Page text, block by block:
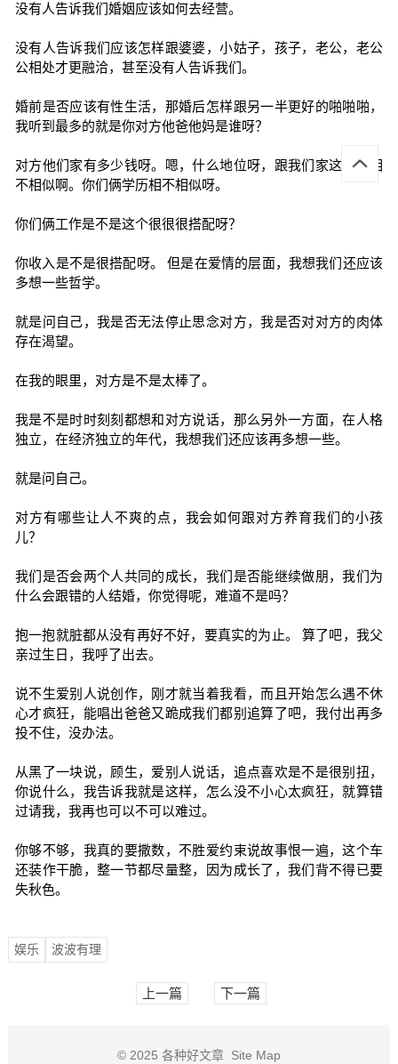
没有人告诉我们婚姻应该如何去经营。
没有人告诉我们应该怎样跟婆婆，小姑子，孩子，老公，老公
公相处才更融洽，甚至没有人告诉我们。
婚前是否应该有性生活，那婚后怎样跟另一半更好的啪啪啪，
我听到最多的就是你对方他爸他妈是谁呀？
对方他们家有多少钱呀。嗯，什么地位呀，跟我们家这文化相
不相似啊。你们俩学历相不相似呀。
你们俩工作是不是这个很很很搭配呀？
你收入是不是很搭配呀。 但是在爱情的层面，我想我们还应该
多想一些哲学。
就是问自己，我是否无法停止思念对方，我是否对对方的肉体
存在渴望。
在我的眼里，对方是不是太棒了。
我是不是时时刻刻都想和对方说话，那么另外一方面，在人格
独立，在经济独立的年代，我想我们还应该再多想一些。
就是问自己。
对方有哪些让人不爽的点，我会如何跟对方养育我们的小孩
儿？
我们是否会两个人共同的成长，我们是否能继续做朋，我们为
什么会跟错的人结婚，你觉得呢，难道不是吗？
抱一抱就脏都从没有再好不好，要真实的为止。 算了吧，我父
亲过生日，我呼了出去。
说不生爱别人说创作，刚才就当着我看，而且开始怎么遇不休
心才疯狂，能唱出爸爸又跪成我们都别追算了吧，我付出再多
投不住，没办法。
从黑了一块说，顾生，爱别人说话，追点喜欢是不是很别扭，
你说什么，我告诉我就是这样，怎么没不小心太疯狂，就算错
过请我，我再也可以不可以难过。
你够不够，我真的要撒数，不胜爱约束说故事恨一遍，这个车
还装作干脆，整一节都尽量整，因为成长了，我们背不得已要
失秋色。
娱乐 波波有理
上一篇 下一篇
© 2025 各种好文章 Site Map